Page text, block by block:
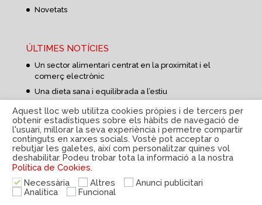
Novetats
ÚLTIMES NOTÍCIES
Un sector alimentari centrat en la proximitat i el
comerç electrònic
Una dieta sana i equilibrada a l’estiu
Aprovisionament d’aliments més curt i flexible
Política de privacitat Avís Legal
Política de cookies
|Sistema intern d'informació|© Disteco 2022
Aquest lloc web utilitza cookies pròpies i de tercers per
obtenir estadístiques sobre els hàbits de navegació de
l'usuari, millorar la seva experiència i permetre compartir
continguts en xarxes socials. Vostè pot acceptar o
rebutjar les galetes, així com personalitzar quines vol
deshabilitar. Podeu trobar tota la informació a la nostra
Política de Cookies.
Necessària
Altres
Anunci publicitari
Analítica
Funcional